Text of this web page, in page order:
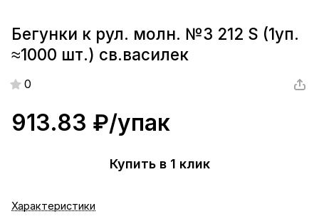
Бегунки к рул. молн. №3 212 S (1уп.
≈1000 шт.) св.василек
0
913.83 ₽/упак
Купить в 1 клик
Характеристики